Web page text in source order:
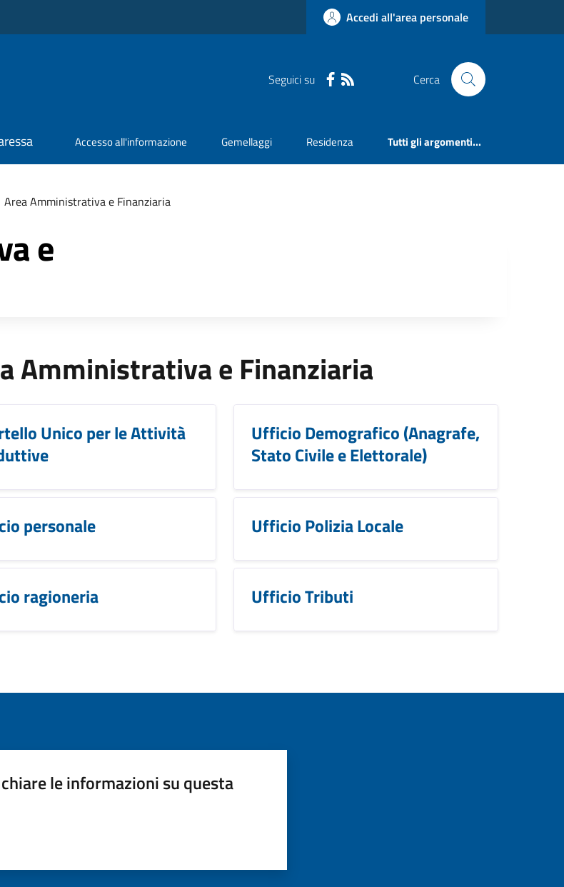
Accedi all'area personale
Seguici su Cerca
Accesso all'informazione Gemellaggi Residenza Tutti gli argomenti...
Area Amministrativa e Finanziaria
e
Amministrativa e Finanziaria
Unico per le Attività
Ufficio Demografico (Anagrafe,
Stato Civile e Elettorale)
personale Ufficio Polizia Locale
ragioneria Ufficio Tributi
le informazioni su questa